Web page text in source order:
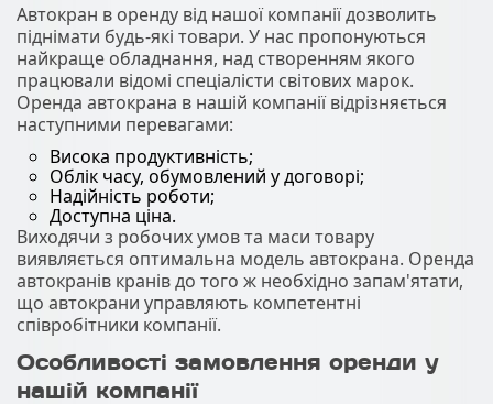
Автокран в оренду від нашої компанії дозволить
піднімати будь-які товари. У нас пропонуються
найкраще обладнання, над створенням якого
працювали відомі спеціалісти світових марок.
Оренда автокрана в нашій компанії відрізняється
наступними перевагами:
Висока продуктивність;
Облік часу, обумовлений у договорі;
Надійність роботи;
Доступна ціна.
Виходячи з робочих умов та маси товару
виявляється оптимальна модель автокрана. Оренда
автокранів кранів до того ж необхідно запам'ятати,
що автокрани управляють компетентні
співробітники компанії.
Особливості замовлення оренди у
нашій компанії